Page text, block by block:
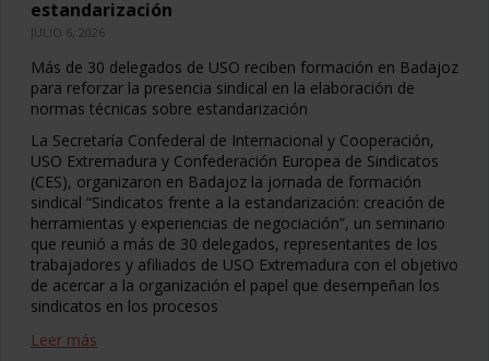
estandarización
JULIO 6, 2026
Más de 30 delegados de USO reciben formación en Badajoz
para reforzar la presencia sindical en la elaboración de
normas técnicas sobre estandarización
La Secretaría Confederal de Internacional y Cooperación,
USO Extremadura y Confederación Europea de Sindicatos
(CES), organizaron en Badajoz la jornada de formación
sindical “Sindicatos frente a la estandarización: creación de
herramientas y experiencias de negociación”, un seminario
que reunió a más de 30 delegados, representantes de los
trabajadores y afiliados de USO Extremadura con el objetivo
de acercar a la organización el papel que desempeñan los
sindicatos en los procesos
Leer más